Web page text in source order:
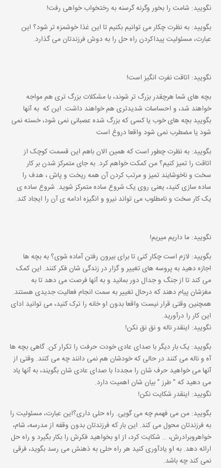
نگویید: شامت را بخور وگرنه گرسنه به رختخواب خواهی رفت!
بگویید: به نظرت چکار می توانیم بکنیم تا این غذا خوشمزه تر شود؟ این
عبارت، مسئولیت پیداکردن راه حل را به دوش فرزندتان می گذارد.
نگویید: اتاقت نفرت انگیز است!
بچه های شما هرچقدر بزرگ تر شوند، با مشکلات بزرگ تری هم مواجه
خواهند شد، و احساسات شدیدتری هم خواهند داشت. این که به آنها
بگویید بچه های خوب یا کسی که بزرگ شده عصبانی نمی شود، خسته نمی
شود یا مضطرب نمی شود واقعا دروغ است
بگویید: به نظرت چطور است که همین الان باهم این قسمت کوچک از
اتاقت را تمیز کنیم؟ من کمکت خواهم کرد. به جای متمرکز شدن بر کار
سخت و ناخوشایند تمیز و مرتب کردن آن همه ریخت و پاش ، هدف را
ساده سازی کنید، یعنی روی یک شروع ساده متمرکز شوید. شروع ساده ی
یک کار سخت و نامطلوب می تواند نیرو و انگیزه ادامه ی آن را ایجاد کند.
نگویید: ما داریم میریم!
بگویید: لازم است چکار کنی تا برای بیرون رفتن آماده شوی؟ به بچه ها
اجازه دهید به پروسه های تغییر و گزار در زندگی شان فکر کنند. این کمک
می کند تا از جنگ و جدال دور بمانید و به آنها فرصت می دهد تا به
مغزشان پیام دهند که درحال تغییر به سمت انجام فعالیت جدیدی هستند.
همچنین وقتی قرار نیست واقعا بدون او خانه را ترک کنید، می توانید ادای
این کار را درآورید.
نگویید: اینقدر ناله و نق نق نکن!
بگویید: یک بار دیگر با صدای عادی خودت حرفت را تکرار کن. گاهی بچه ها
آه و ناله می کنند در حالی که خودشان هم نمی دانند چه می کنند. وقتی از
آنها می خواهید حرف شان را مجددا با صدای عادی شان بگویند، به آنها یاد
می دهید که ” طرز ” بیان شان اهمیت دارد.
نگویید: اینقدر شکایت نکن!
بگویید: من می فهمم چه می گویی. راه حلی داری؟این عبارت، مسئولیت را
به فرزندتان محول می کند. این بار که فرزندتان بدون وقفه از مدرسه، شام،
خواهروبرادرش، … شکایت کرد، از او بخواهید فکرش را بکار بگیرد و راه حل
ارائه دهد. به او یادآوری کنید هر راه حلی به ذهنش می رسد بگوید، فرقی
نمی کند چه باشد.